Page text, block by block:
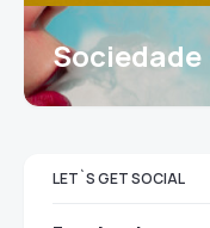
Sociedade
LET`S GET SOCIAL